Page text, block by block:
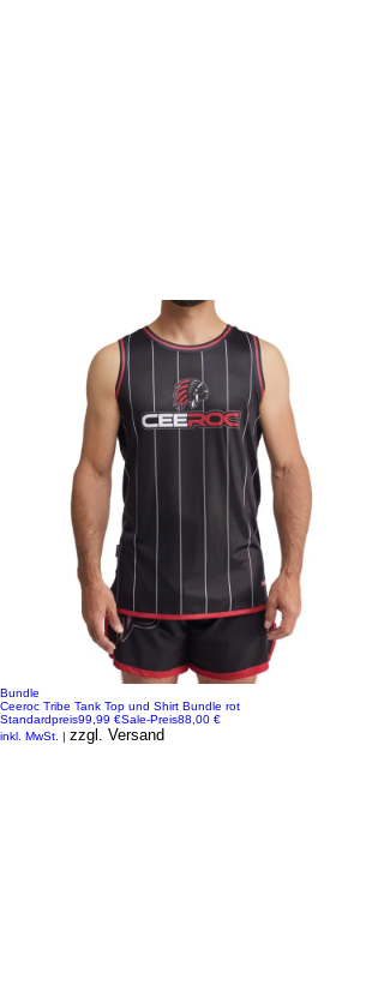
Bundle
Ceeroc Tribe Tank Top und Shirt Bundle rot
Standardpreis99,99 €Sale-Preis88,00 €
inkl. MwSt. | zzgl. Versand